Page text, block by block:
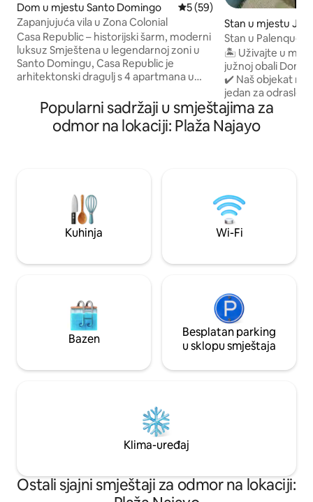
Dom u mjestu Santo Domingo Prosječna ocjena: 5 od 5,
5 (59)
Zapanjujuća vila u Zona Colonial
Casa Republic – historijski šarm, moderni
luksuz Smještena u legendarnoj zoni u
Santo Domingu, Casa Republic je
arhitektonski dragulj s 4 apartmana u
savremenim dizajnom. Rashladite se u
privatnom bazenu, opustite se na terasi
na krovu ili se opustite u elegantnim
šarmu starog grada.
Stan u mjestu
Stan u Palenque
Paradise
🏝️ Uživajte u
južnoj obali
✔️ Naš objekat
jedan za odrasle i
direktnim pristupom plaži.
autentičnoj
osvježavajućim
Za pristup klubu
naknada ⭐️⭐️❗️
Popularni sadržaji u smještajima za
odmor na lokaciji: Plaža Najayo
Kuhinja Wi-Fi
Bazen
Besplatan parking
u sklopu smještaja
Klima-uređaj
Ostali sjajni smještaji za odmor na lokaciji: